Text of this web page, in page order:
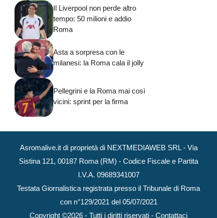
Il Liverpool non perde altro
tempo: 50 milioni e addio
Roma
Asta a sorpresa con le
milanesi: la Roma cala il jolly
Pellegrini e la Roma mai così
vicini: sprint per la firma
Asromalive.it di proprietà di NEXTMEDIAWEB SRL - Via
Sistina 121, 00187 Roma (RM) - Codice Fiscale e Partita
I.V.A. 09689341007
Testata Giornalistica registrata presso il Tribunale di Roma
con n°129/2021 del 05/07/2021
Copyright ©2026 - Tutti i diritti riservati - Contattaci